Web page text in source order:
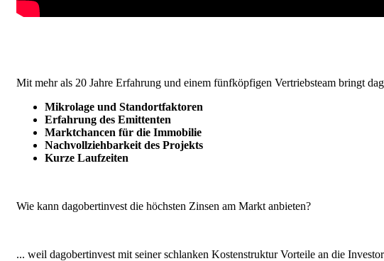
Mit mehr als 20 Jahre Erfahrung und einem fünfköpfigen Vertriebsteam bringt
Mikrolage und Standortfaktoren
Erfahrung des Emittenten
Marktchancen für die Immobilie
Nachvollziehbarkeit des Projekts
Kurze Laufzeiten
Wie kann dagobertinvest die höchsten Zinsen am Markt anbieten?
... weil dagobertinvest mit seiner schlanken Kostenstruktur Vorteile an die